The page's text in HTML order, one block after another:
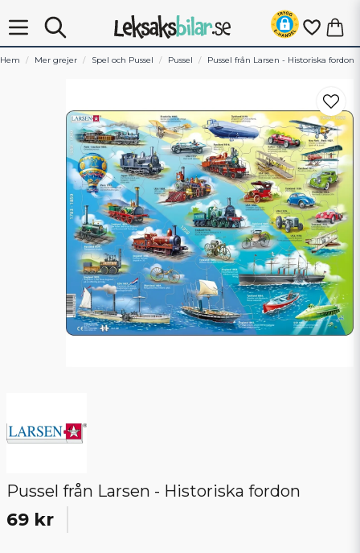
Hem Mer grejer Spel och Pussel Pussel Pussel från Larsen - Historiska fordon
Pussel från Larsen - Historiska fordon
69 kr